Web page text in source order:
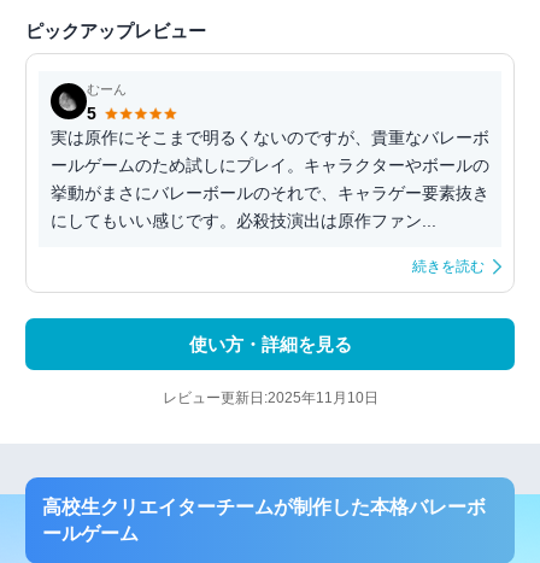
ピックアップレビュー
むーん
5
実は原作にそこまで明るくないのですが、貴重なバレーボ
ールゲームのため試しにプレイ。キャラクターやボールの
挙動がまさにバレーボールのそれで、キャラゲー要素抜き
にしてもいい感じです。必殺技演出は原作ファン...
続きを読む
使い方・詳細を見る
レビュー更新日:2025年11月10日
高校生クリエイターチームが制作した本格バレーボ
ールゲーム